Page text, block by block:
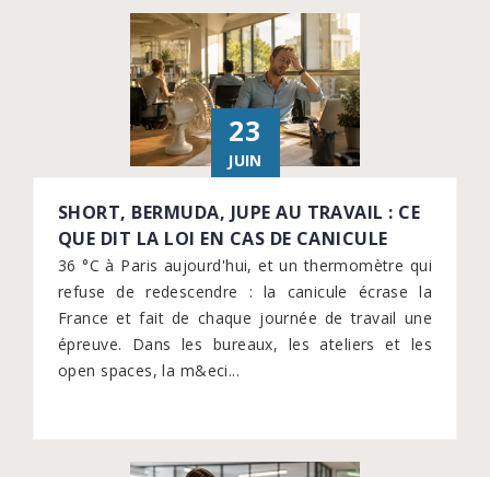
23
JUIN
SHORT, BERMUDA, JUPE AU TRAVAIL : CE
QUE DIT LA LOI EN CAS DE CANICULE
36 °C à Paris aujourd'hui, et un thermomètre qui
refuse de redescendre : la canicule écrase la
France et fait de chaque journée de travail une
épreuve. Dans les bureaux, les ateliers et les
open spaces, la m&eci...